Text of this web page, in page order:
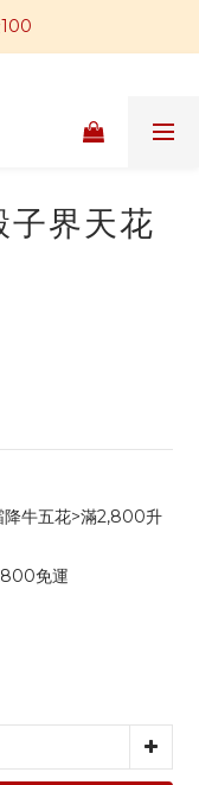
排一包
250元
子界天花
牛五花>滿2,800升
免運